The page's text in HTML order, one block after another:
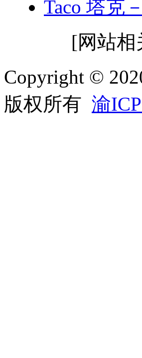
Taco 塔克
[网站相
Copyright ©
版权所有 渝